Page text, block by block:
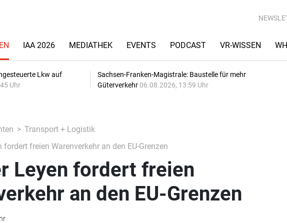
IAA 2026 MEDIATHEK EVENTS PODCAST VR-WISSEN
Lkw auf
Uhr
Sachsen-Franken-Magistrale: Baustelle für mehr
Güterverkehr 06.08.2026, 13:59 Uhr
Transport + Logistik
fordert freien Warenverkehr an den EU-Grenzen
Leyen fordert freien
an den EU-Grenzen